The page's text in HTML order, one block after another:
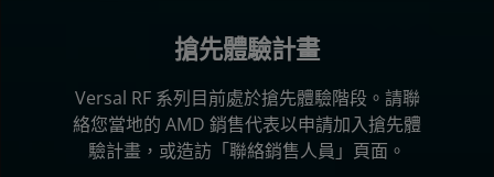
搶先體驗計畫
Versal RF 系列目前處於搶先體驗階段。請聯
絡您當地的 AMD 銷售代表以申請加入搶先體
驗計畫，或造訪「聯絡銷售人員」頁面。